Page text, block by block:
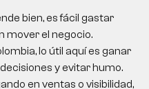
bien, es fácil gastar
mover el negocio.
lo útil aquí es ganar
y evitar humo.
en ventas o visibilidad,